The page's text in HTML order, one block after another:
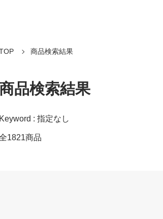
商品検索結果
品検索結果
Keyword : 指定なし
1821商品